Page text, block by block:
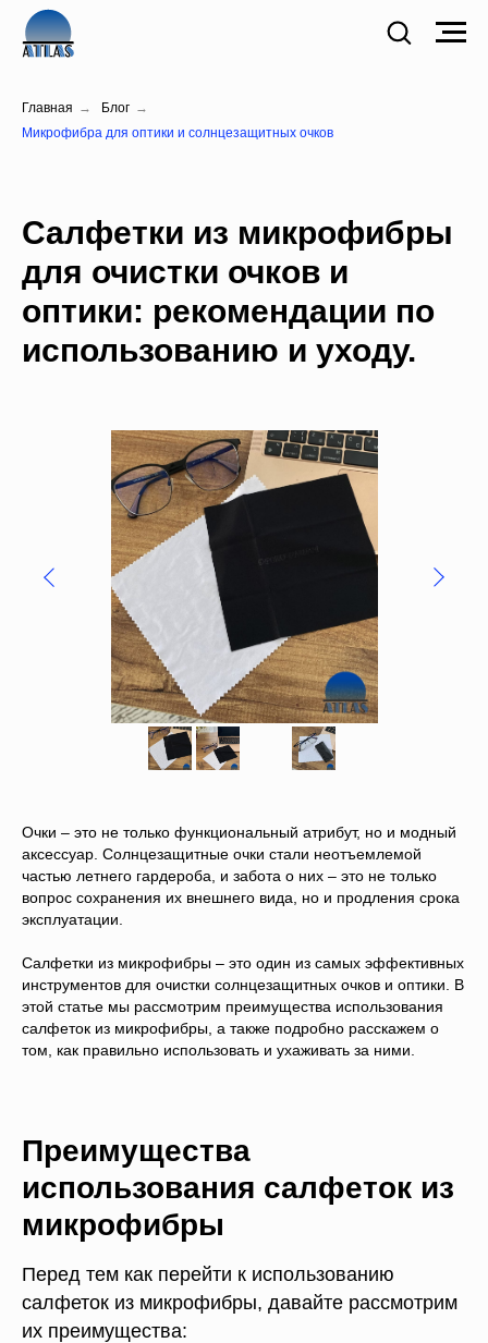
Главная → Блог →
Микрофибра для оптики и солнцезащитных очков
Салфетки из микрофибры
для очистки очков и
оптики: рекомендации по
использованию и уходу.
Очки – это не только функциональный атрибут, но и модный
аксессуар. Солнцезащитные очки стали неотъемлемой
частью летнего гардероба, и забота о них – это не только
вопрос сохранения их внешнего вида, но и продления срока
эксплуатации.
Салфетки из микрофибры – это один из самых эффективных
инструментов для очистки солнцезащитных очков и оптики. В
этой статье мы рассмотрим преимущества использования
салфеток из микрофибры, а также подробно расскажем о
том, как правильно использовать и ухаживать за ними.
Преимущества
использования салфеток из
микрофибры
Перед тем как перейти к использованию
салфеток из микрофибры, давайте рассмотрим
их преимущества: